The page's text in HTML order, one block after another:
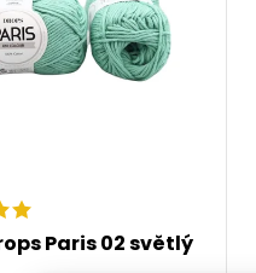
Paris 02 světlý